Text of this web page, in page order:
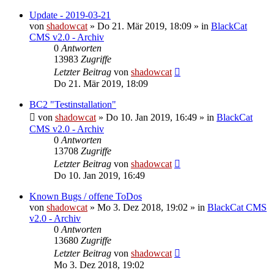
Update - 2019-03-21
von shadowcat » Do 21. Mär 2019, 18:09 » in BlackCat
CMS v2.0 - Archiv
0 Antworten
13983 Zugriffe
Letzter Beitrag von shadowcat
Do 21. Mär 2019, 18:09
BC2 "Testinstallation"
von shadowcat » Do 10. Jan 2019, 16:49 » in BlackCat
CMS v2.0 - Archiv
0 Antworten
13708 Zugriffe
Letzter Beitrag von shadowcat
Do 10. Jan 2019, 16:49
Known Bugs / offene ToDos
von shadowcat » Mo 3. Dez 2018, 19:02 » in BlackCat CMS
v2.0 - Archiv
0 Antworten
13680 Zugriffe
Letzter Beitrag von shadowcat
Mo 3. Dez 2018, 19:02